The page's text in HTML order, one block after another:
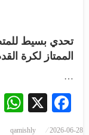
تحدي بسيط
الممتاز لكرة
…
X
2026-06-28
qamishly